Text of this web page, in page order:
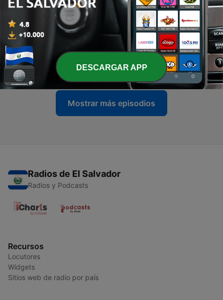
20 ago. 2020
159 - Puro Perreo Podcast #18
11 ago. 2020
158 - Puro Perreo Podcast #17
30 jul. 2020
Mostrar más episodios
Radios de El Salvador
Radios y Podcasts
Recursos
Locutores
Widgets
Sitios web de radio por país
DESCARGAR APP